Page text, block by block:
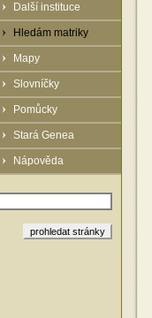
Další instituce
Hledám matriky
Mapy
Slovníčky
Pomůcky
Stará Genea
Nápověda